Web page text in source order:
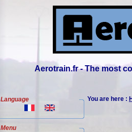
Aerotrain.fr - The most
Language
Menu
You are here :